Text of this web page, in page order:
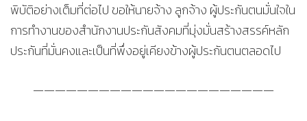
พิบัติอย่างเต็มที่ต่อไป ขอให้นายจ้าง ลูกจ้าง ผู้ประกันตนมั่นใจใน
การทำงานของสำนักงานประกันสังคมที่มุ่งมั่นสร้างสรรค์หลัก
ประกันที่มั่นคงและเป็นที่พึ่งอยู่เคียงข้างผู้ประกันตนตลอดไป
——————————————————————